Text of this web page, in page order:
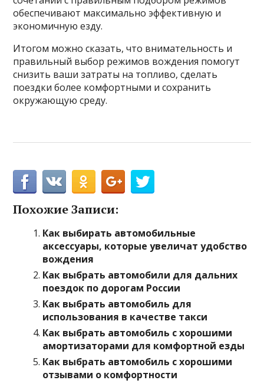
обеспечивают максимально эффективную и
экономичную езду.
Итогом можно сказать, что внимательность и
правильный выбор режимов вождения помогут
снизить ваши затраты на топливо, сделать
поездки более комфортными и сохранить
окружающую среду.
Похожие Записи:
Как выбирать автомобильные
аксессуары, которые увеличат удобство
вождения
Как выбрать автомобили для дальних
поездок по дорогам России
Как выбрать автомобиль для
использования в качестве такси
Как выбрать автомобиль с хорошими
амортизаторами для комфортной езды
Как выбрать автомобиль с хорошими
отзывами о комфортности